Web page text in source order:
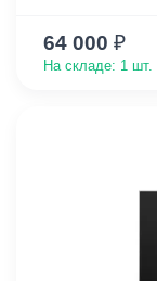
64 000 ₽
На складе: 1 шт.